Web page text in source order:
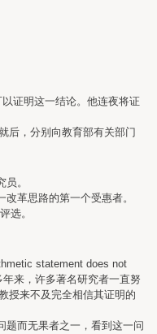
证明这一结论。他连夜将证
后，分别向教育部有关部门
员。
革思路的第一个受惠者。
选。
statement does not
来，许多著名研究者一直努
授来不及完全相信其证明的
而无果者之一，看到这一问